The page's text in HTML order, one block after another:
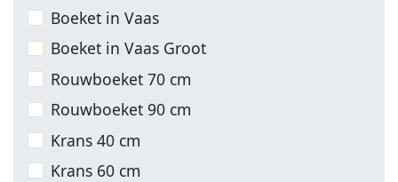
Boeket in Vaas
Boeket in Vaas Groot
Rouwboeket 70 cm
Rouwboeket 90 cm
Krans 40 cm
Krans 60 cm